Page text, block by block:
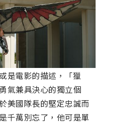
電影的描述，「獵
氣兼具決心的獨立個
美國隊長的堅定忠誠而
千萬別忘了，他可是單